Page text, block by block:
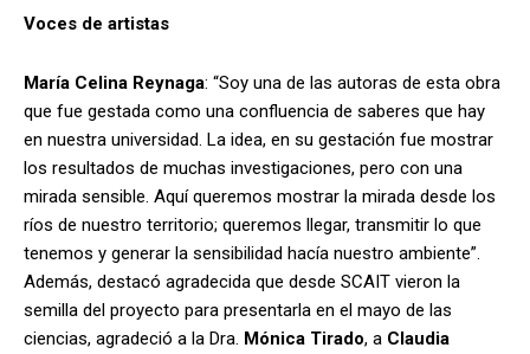
Voces de artistas
María Celina Reynaga: “Soy una de las autoras de esta obra
que fue gestada como una confluencia de saberes que hay
en nuestra universidad. La idea, en su gestación fue mostrar
los resultados de muchas investigaciones, pero con una
mirada sensible. Aquí queremos mostrar la mirada desde los
ríos de nuestro territorio; queremos llegar, transmitir lo que
tenemos y generar la sensibilidad hacía nuestro ambiente”.
Además, destacó agradecida que desde SCAIT vieron la
semilla del proyecto para presentarla en el mayo de las
ciencias, agradeció a la Dra. Mónica Tirado, a Claudia